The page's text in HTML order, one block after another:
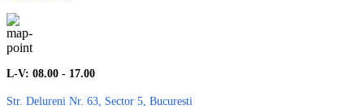
L-V: 08.00 - 17.00
Str. Delureni Nr. 63, Sector 5, Bucuresti